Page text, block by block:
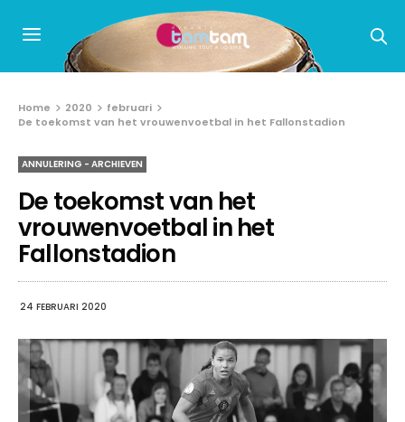
Home 2020
februari
De toekomst van het vrouwenvoetbal in het Fallonstadion
ANNULERING - ARCHIEVEN
De toekomst van het
vrouwenvoetbal in het
Fallonstadion
24 FEBRUARI 2020